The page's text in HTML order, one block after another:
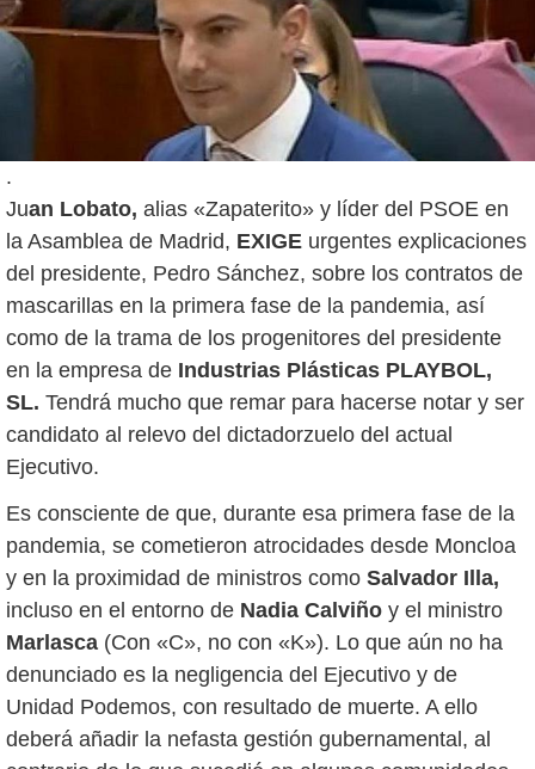
.
Juan Lobato, alias «Zapaterito» y líder del PSOE en
la Asamblea de Madrid, EXIGE urgentes explicaciones
del presidente, Pedro Sánchez, sobre los contratos de
mascarillas en la primera fase de la pandemia, así
como de la trama de los progenitores del presidente
en la empresa de Industrias Plásticas PLAYBOL,
SL. Tendrá mucho que remar para hacerse notar y ser
candidato al relevo del dictadorzuelo del actual
Ejecutivo.
Es consciente de que, durante esa primera fase de la
pandemia, se cometieron atrocidades desde Moncloa
y en la proximidad de ministros como Salvador Illa,
incluso en el entorno de Nadia Calviño y el ministro
Marlasca (Con «C», no con «K»). Lo que aún no ha
denunciado es la negligencia del Ejecutivo y de
Unidad Podemos, con resultado de muerte. A ello
deberá añadir la nefasta gestión gubernamental, al